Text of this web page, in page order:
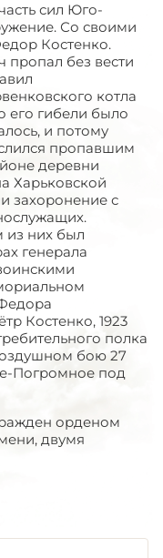
сил Юго-
Со своими
Костенко.
пропал без вести
котла
его гибели было
и потому
пропавшим
деревни
Харьковской
захоронение с
из них был
генерала
Костенко, 1923
полка
бою 27
Погромное под
орденом
двумя